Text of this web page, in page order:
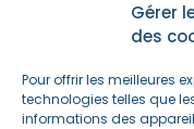
Gérer
des
Pour offrir les meilleures
technologies telles que
informations des
9 lignes régulières · un
28 véhicules (dont 21
FORBUS AU SERVICE DE LA